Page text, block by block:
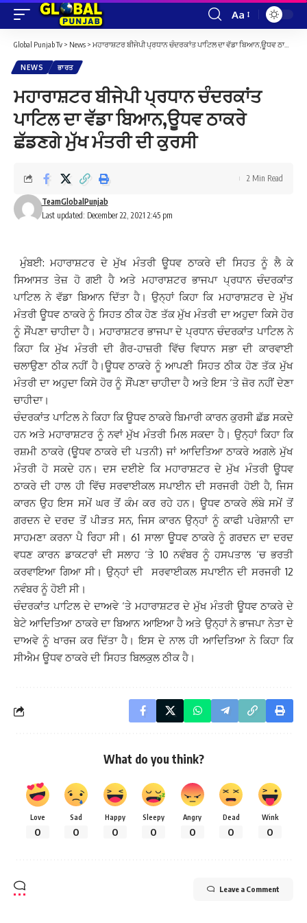
Font
Resizer
Aa
Global Punjab Tv > News > ਮਹਾਰਾਸ਼ਟਰ ਬੀਜੇਪੀ ਪ੍ਰਧਾਨ ਚੰਦਰਕਾਂਤ ਪਾਟਿਲ ਦਾ ਵੱਡਾ ਬਿਆਨ,ਊਧਵ ਠਾਕਰੇ ਛੱਡਣਗੇ ਮੁੱਖ ਮੰਤਰੀ ਦੀ ਕੁਰਸੀ
NEWS ਭਾਰਤ
ਮਹਾਰਾਸ਼ਟਰ ਬੀਜੇਪੀ ਪ੍ਰਧਾਨ ਚੰਦਰਕਾਂਤ
ਪਾਟਿਲ ਦਾ ਵੱਡਾ ਬਿਆਨ,ਊਧਵ ਠਾਕਰੇ
ਛੱਡਣਗੇ ਮੁੱਖ ਮੰਤਰੀ ਦੀ ਕੁਰਸੀ
Last updated: December 22, 2021 2:45 pm
TeamGlobalPunjab
2 Min Read
ਮੁੰਬਈ: ਮਹਾਰਾਸ਼ਟਰ ਦੇ ਮੁੱਖ ਮੰਤਰੀ ਊਧਵ ਠਾਕਰੇ ਦੀ ਸਿਹਤ ਨੂੰ ਲੈ ਕੇ
ਸਿਆਸਤ ਤੇਜ਼ ਹੋ ਗਈ ਹੈ ਅਤੇ ਮਹਾਰਾਸ਼ਟਰ ਭਾਜਪਾ ਪ੍ਰਧਾਨ ਚੰਦਰਕਾਂਤ
ਪਾਟਿਲ ਨੇ ਵੱਡਾ ਬਿਆਨ ਦਿੱਤਾ ਹੈ।ਉਨ੍ਹਾਂ ਕਿਹਾ ਕਿ ਮਹਾਰਾਸ਼ਟਰ ਦੇ ਮੁੱਖ
ਮੰਤਰੀ ਊਧਵ ਠਾਕਰੇ ਨੂੰ ਸਿਹਤ ਠੀਕ ਹੋਣ ਤੱਕ ਮੁੱਖ ਮੰਤਰੀ ਦਾ ਅਹੁਦਾ ਕਿਸੇ ਹੋਰ
ਨੂੰ ਸੌਂਪਣਾ ਚਾਹੀਦਾ ਹੈ। ਮਹਾਰਾਸ਼ਟਰ ਭਾਜਪਾ ਦੇ ਪ੍ਰਧਾਨ ਚੰਦਰਕਾਂਤ ਪਾਟਿਲ ਨੇ
ਕਿਹਾ ਕਿ ਮੁੱਖ ਮੰਤਰੀ ਦੀ ਗੈਰ-ਹਾਜ਼ਰੀ ਵਿੱਚ ਵਿਧਾਨ ਸਭਾ ਦੀ ਕਾਰਵਾਈ
ਚਲਾਉਣਾ ਠੀਕ ਨਹੀਂ ਹੈ।ਊਧਵ ਠਾਕਰੇ ਨੂੰ ਆਪਣੀ ਸਿਹਤ ਠੀਕ ਹੋਣ ਤੱਕ ਮੁੱਖ
ਮੰਤਰੀ ਦਾ ਅਹੁਦਾ ਕਿਸੇ ਹੋਰ ਨੂੰ ਸੌਂਪਣਾ ਚਾਹੀਦਾ ਹੈ ਅਤੇ ਇਸ ‘ਤੇ ਜ਼ੋਰ ਨਹੀਂ ਦੇਣਾ
ਚਾਹੀਦਾ।
ਚੰਦਰਕਾਂਤ ਪਾਟਿਲ ਨੇ ਕਿਹਾ ਕਿ ਊਧਵ ਠਾਕਰੇ ਬਿਮਾਰੀ ਕਾਰਨ ਕੁਰਸੀ ਛੱਡ ਸਕਦੇ
ਹਨ ਅਤੇ ਮਹਾਰਾਸ਼ਟਰ ਨੂੰ ਨਵਾਂ ਮੁੱਖ ਮੰਤਰੀ ਮਿਲ ਸਕਦਾ ਹੈ। ਉਨ੍ਹਾਂ ਕਿਹਾ ਕਿ
ਰਸ਼ਮੀ ਠਾਕਰੇ (ਊਧਵ ਠਾਕਰੇ ਦੀ ਪਤਨੀ) ਜਾਂ ਆਦਿਤਿਆ ਠਾਕਰੇ ਅਗਲੇ ਮੁੱਖ
ਮੰਤਰੀ ਹੋ ਸਕਦੇ ਹਨ।ਦਸ ਦਈਏ ਕਿ ਮਹਾਰਾਸ਼ਟਰ ਦੇ ਮੁੱਖ ਮੰਤਰੀ ਊਧਵ
ਠਾਕਰੇ ਦੀ ਹਾਲ ਹੀ ਵਿੱਚ ਸਰਵਾਈਕਲ ਸਪਾਈਨ ਦੀ ਸਰਜਰੀ ਹੋਈ ਹੈ, ਜਿਸ
ਕਾਰਨ ਉਹ ਇਸ ਸਮੇਂ ਘਰ ਤੋਂ ਕੰਮ ਕਰ ਰਹੇ ਹਨ। ਊਧਵ ਠਾਕਰੇ ਲੰਬੇ ਸਮੇਂ ਤੋਂ
ਗਰਦਨ ਦੇ ਦਰਦ ਤੋਂ ਪੀੜਤ ਸਨ, ਜਿਸ ਕਾਰਨ ਉਨ੍ਹਾਂ ਨੂੰ ਕਾਫੀ ਪਰੇਸ਼ਾਨੀ ਦਾ
ਸਾਹਮਣਾ ਕਰਨਾ ਪੈ ਰਿਹਾ ਸੀ।61 ਸਾਲਾ ਊਧਵ ਠਾਕਰੇ ਨੂੰ ਗਰਦਨ ਦਾ ਦਰਦ
ਵਧਣ ਕਾਰਨ ਡਾਕਟਰਾਂ ਦੀ ਸਲਾਹ ‘ਤੇ 10 ਨਵੰਬਰ ਨੂੰ ਹਸਪਤਾਲ ‘ਚ ਭਰਤੀ
ਕਰਵਾਇਆ ਗਿਆ ਸੀ। ਉਨ੍ਹਾਂ ਦੀ ਸਰਵਾਈਕਲ ਸਪਾਈਨ ਦੀ ਸਰਜਰੀ 12
ਨਵੰਬਰ ਨੂੰ ਹੋਈ ਸੀ।
ਚੰਦਰਕਾਂਤ ਪਾਟਿਲ ਦੇ ਦਾਅਵੇ ‘ਤੇ ਮਹਾਰਾਸ਼ਟਰ ਦੇ ਮੁੱਖ ਮੰਤਰੀ ਊਧਵ ਠਾਕਰੇ ਦੇ
ਬੇਟੇ ਆਦਿਤਿਆ ਠਾਕਰੇ ਦਾ ਬਿਆਨ ਆਇਆ ਹੈ ਅਤੇ ਉਨ੍ਹਾਂ ਨੇ ਭਾਜਪਾ ਨੇਤਾ ਦੇ
ਦਾਅਵੇ ਨੂੰ ਖਾਰਜ ਕਰ ਦਿੱਤਾ ਹੈ। ਇਸ ਦੇ ਨਾਲ ਹੀ ਆਦਿਤਿਆ ਨੇ ਕਿਹਾ ਕਿ
ਸੀਐਮ ਊਧਵ ਠਾਕਰੇ ਦੀ ਸਿਹਤ ਬਿਲਕੁਲ ਠੀਕ ਹੈ।
What do you think?
Love
0
Sad
0
Happy
0
Sleepy
0
Angry
0
Dead
0
Wink
0
Leave a Comment